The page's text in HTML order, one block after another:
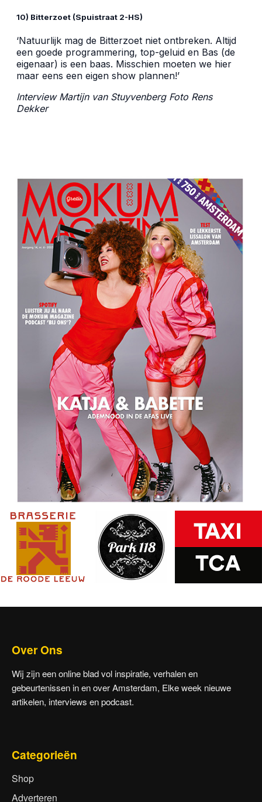
10) Bitterzoet (Spuistraat 2-HS)
‘Natuurlijk mag de Bitterzoet niet ontbreken. Altijd
een goede programmering, top-geluid en Bas (de
eigenaar) is een baas. Misschien moeten we hier
maar eens een eigen show plannen!’
Interview Martijn van Stuyvenberg Foto Rens
Dekker
Over Ons
Wij zijn een online blad vol inspiratie, verhalen en
gebeurtenissen in en over Amsterdam, Elke week nieuwe
artikelen, interviews en podcast.
Categorieën
Shop
Adverteren